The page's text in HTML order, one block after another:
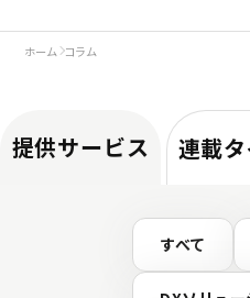
ホーム コラム
提供サービス 連載
すべて